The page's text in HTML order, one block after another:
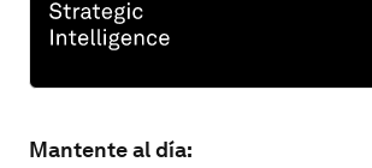
Mantente al día: